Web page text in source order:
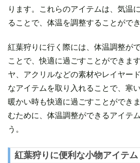
ります。これらのアイテムは、気温
ることで、体温を調整することができ
紅葉狩りに行く際には、体温調整が
ことで、快適に過ごすことができま
ヤ、アクリルなどの素材やレイヤー
なアイテムを取り入れることで、寒
暖かい時も快適に過ごすことができ
むために、体温調整ができるアイテ
う。
紅葉狩りに便利な小物アイテム